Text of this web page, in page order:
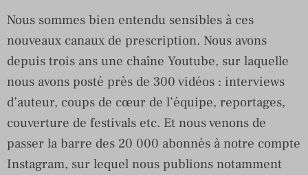
Nous sommes bien entendu sensibles à ces
nouveaux canaux de prescription. Nous avons
depuis trois ans une chaîne Youtube, sur laquelle
nous avons posté près de 300 vidéos : interviews
d’auteur, coups de cœur de l’équipe, reportages,
couverture de festivals etc. Et nous venons de
passer la barre des 20 000 abonnés à notre compte
Instagram, sur lequel nous publions notamment